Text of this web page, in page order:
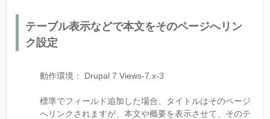
テーブル表示などで本文をそのページへリン
ク設定
動作環境： Drupal 7 Views-7.x-3
標準でフィールド追加した場合、タイトルはそのページ
へリンクされますが、本文や概要を表示させて、そのテ